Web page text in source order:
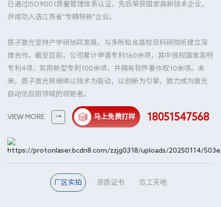
已通过ISO9001质量管理体系认证，先后荣获国家高新技术企业，
并成功入选江苏省"专精特新"企业。
质子激光坚持产学研协同发展，与多所知名高校及科研院所建立深
度合作。截至目前，公司累计申请专利160余项，其中授权国家发明
专利4项、实用新型专利100余项，并拥有软件著作权10余项。未
来，质子激光将继续以技术为驱动，以创新为引擎，致力成为激光
自动化应用领域的领跑者。
VIEW MORE 马上免费打样 18051547568
厂区实拍 资质证书 员工天地